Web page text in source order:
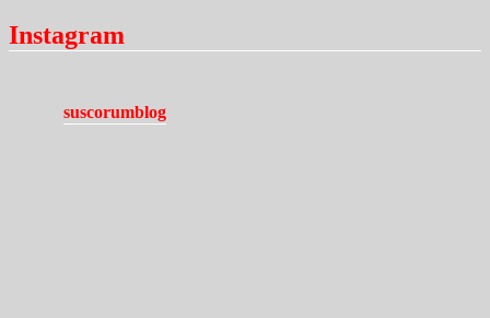
Instagram
suscorumblog